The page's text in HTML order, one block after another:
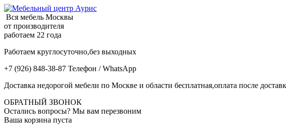
Вся мебель Москвы
от производителя
работаем 22 года
Работаем круглосуточно,без выходных
+7 (926) 848-38-87 Телефон / WhatsApp
Доставка недорогой мебели по Москве и области бесплатная,оплата после
ОБРАТНЫЙ ЗВОНОК
Остались вопросы? Мы вам перезвоним
Ваша корзина пуста